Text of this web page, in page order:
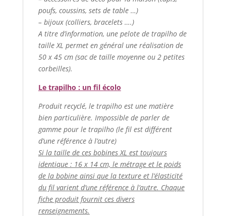
poufs, coussins, sets de table …)
– bijoux (colliers, bracelets ….)
A titre d’information, une pelote de trapilho de
taille XL permet en général une réalisation de
50 x 45 cm (sac de taille moyenne ou 2 petites
corbeilles).
Le trapilho : un fil écolo
Produit recyclé, le trapilho est une matière
bien particulière. Impossible de parler de
gamme pour le trapilho (le fil est différent
d’une référence à l’autre)
Si la taille de ces bobines XL est toujours
identique : 16 x 14 cm, le métrage et le poids
de la bobine ainsi que la texture et l’élasticité
du fil varient d’une référence à l’autre. Chaque
fiche produit fournit ces divers
renseignements.